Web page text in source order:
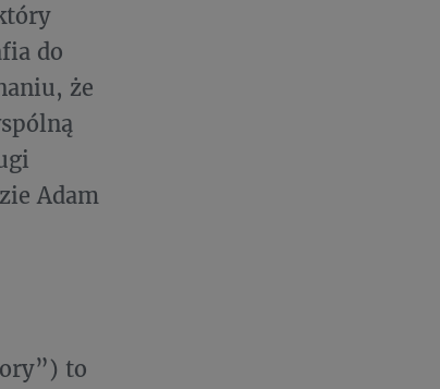
do
że
Adam
to